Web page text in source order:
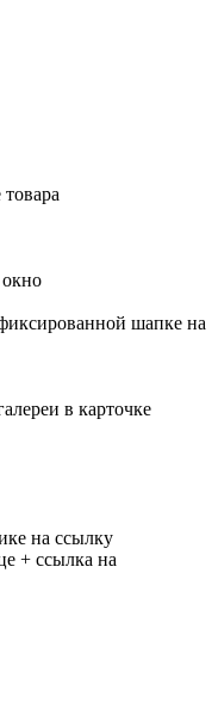
шапке на
в карточке
на ссылку
+ ссылка на